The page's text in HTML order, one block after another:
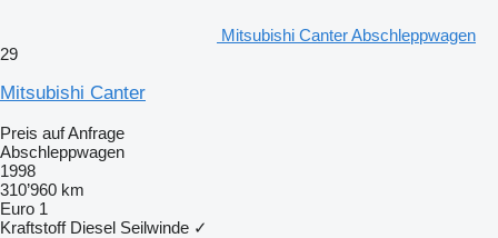
Mitsubishi Canter Abschleppwagen
29
Mitsubishi Canter
Preis auf Anfrage
Abschleppwagen
1998
310’960 km
Euro 1
Kraftstoff Diesel Seilwinde ✓